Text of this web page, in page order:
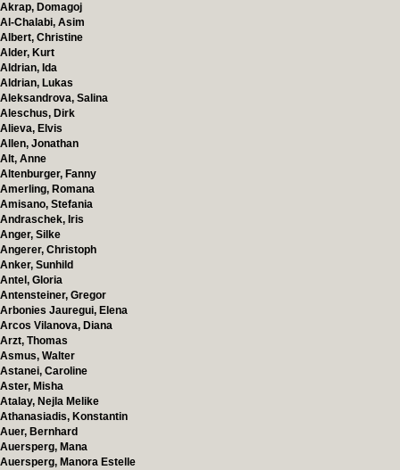
Akrap, Domagoj
Al-Chalabi, Asim
Albert, Christine
Alder, Kurt
Aldrian, Ida
Aldrian, Lukas
Aleksandrova, Salina
Aleschus, Dirk
Alieva, Elvis
Allen, Jonathan
Alt, Anne
Altenburger, Fanny
Amerling, Romana
Amisano, Stefania
Andraschek, Iris
Anger, Silke
Angerer, Christoph
Anker, Sunhild
Antel, Gloria
Antensteiner, Gregor
Arbonies Jauregui, Elena
Arcos Vilanova, Diana
Arzt, Thomas
Asmus, Walter
Astanei, Caroline
Aster, Misha
Atalay, Nejla Melike
Athanasiadis, Konstantin
Auer, Bernhard
Auersperg, Mana
Auersperg, Manora Estelle